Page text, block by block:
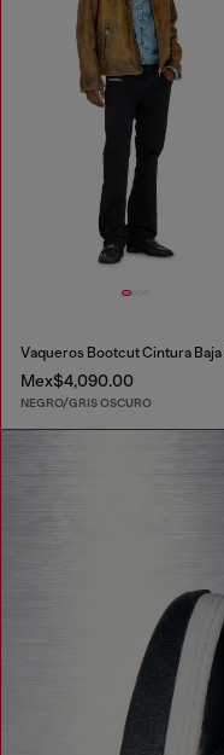
Mex$4,090.00
NEGRO/GRIS OSCURO